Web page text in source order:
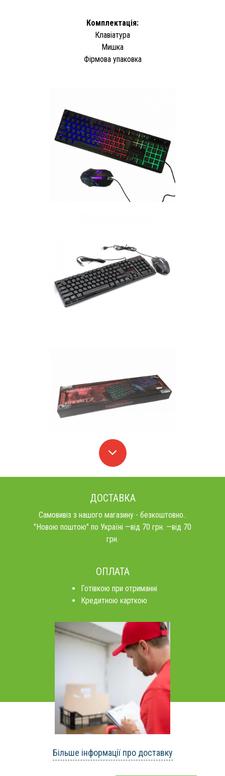
Комплектація:
Клавіатура
Мишка
Фірмова упаковка
ДОСТАВКА
Самовивіз з нашого магазину - безкоштовно..
"Новою поштою" по Україні —від 70 грн. —від 70
грн.
ОПЛАТА
Готівкою при отриманні
Кредитною карткою
Більше інформації про доставку